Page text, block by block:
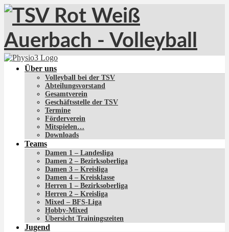
Über uns
Volleyball bei der TSV
Abteilungsvorstand
Gesamtverein
Geschäftsstelle der TSV
Termine
Förderverein
Mitspielen…
Downloads
Teams
Damen 1 – Landesliga
Damen 2 – Bezirksoberliga
Damen 3 – Kreisliga
Damen 4 – Kreisklasse
Herren 1 – Bezirksoberliga
Herren 2 – Kreisliga
Mixed – BFS-Liga
Hobby-Mixed
Übersicht Trainingszeiten
Jugend